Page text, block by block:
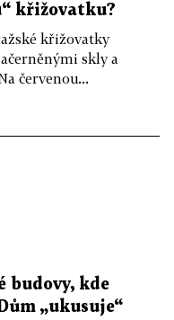
křižovatku?
křižovatky
skly a
červenou...
budovy, kde
„ukusuje“